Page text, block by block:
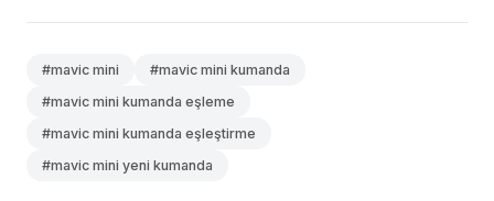
#mavic mini
#mavic mini kumanda
#mavic mini kumanda eşleme
#mavic mini kumanda eşleştirme
#mavic mini yeni kumanda